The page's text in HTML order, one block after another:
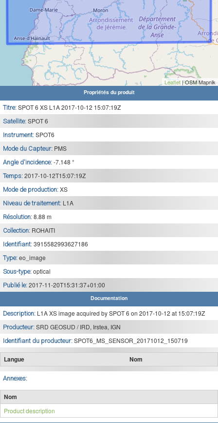
Leaflet | OSM Mapnik
Propriétés du produit
Titre: SPOT 6 XS L1A 2017-10-12 15:07:19Z
Satellite: SPOT 6
Instrument: SPOT6
Mode du Capteur: PMS
Angle d'incidence: -7.148 °
Temps: 2017-10-12T15:07:19Z
Mode de production: XS
Niveau de traitement: L1A
Résolution: 8.88 m
Collection: ROHAITI
Identifiant: 3915582993627186
Type: eo_image
Sous-type: optical
Publié le: 2017-11-20T15:31:37+01:00
Documentation
Description: L1A XS image acquired by SPOT 6 on 2017-10-12 at 15:07:19Z
Producteur: SRD GEOSUD / IRD, Irstea, IGN
Identifiant du producteur: SPOT6_MS_SENSOR_20171012_150719
Langue Nom
Annexes:
Nom
Product description